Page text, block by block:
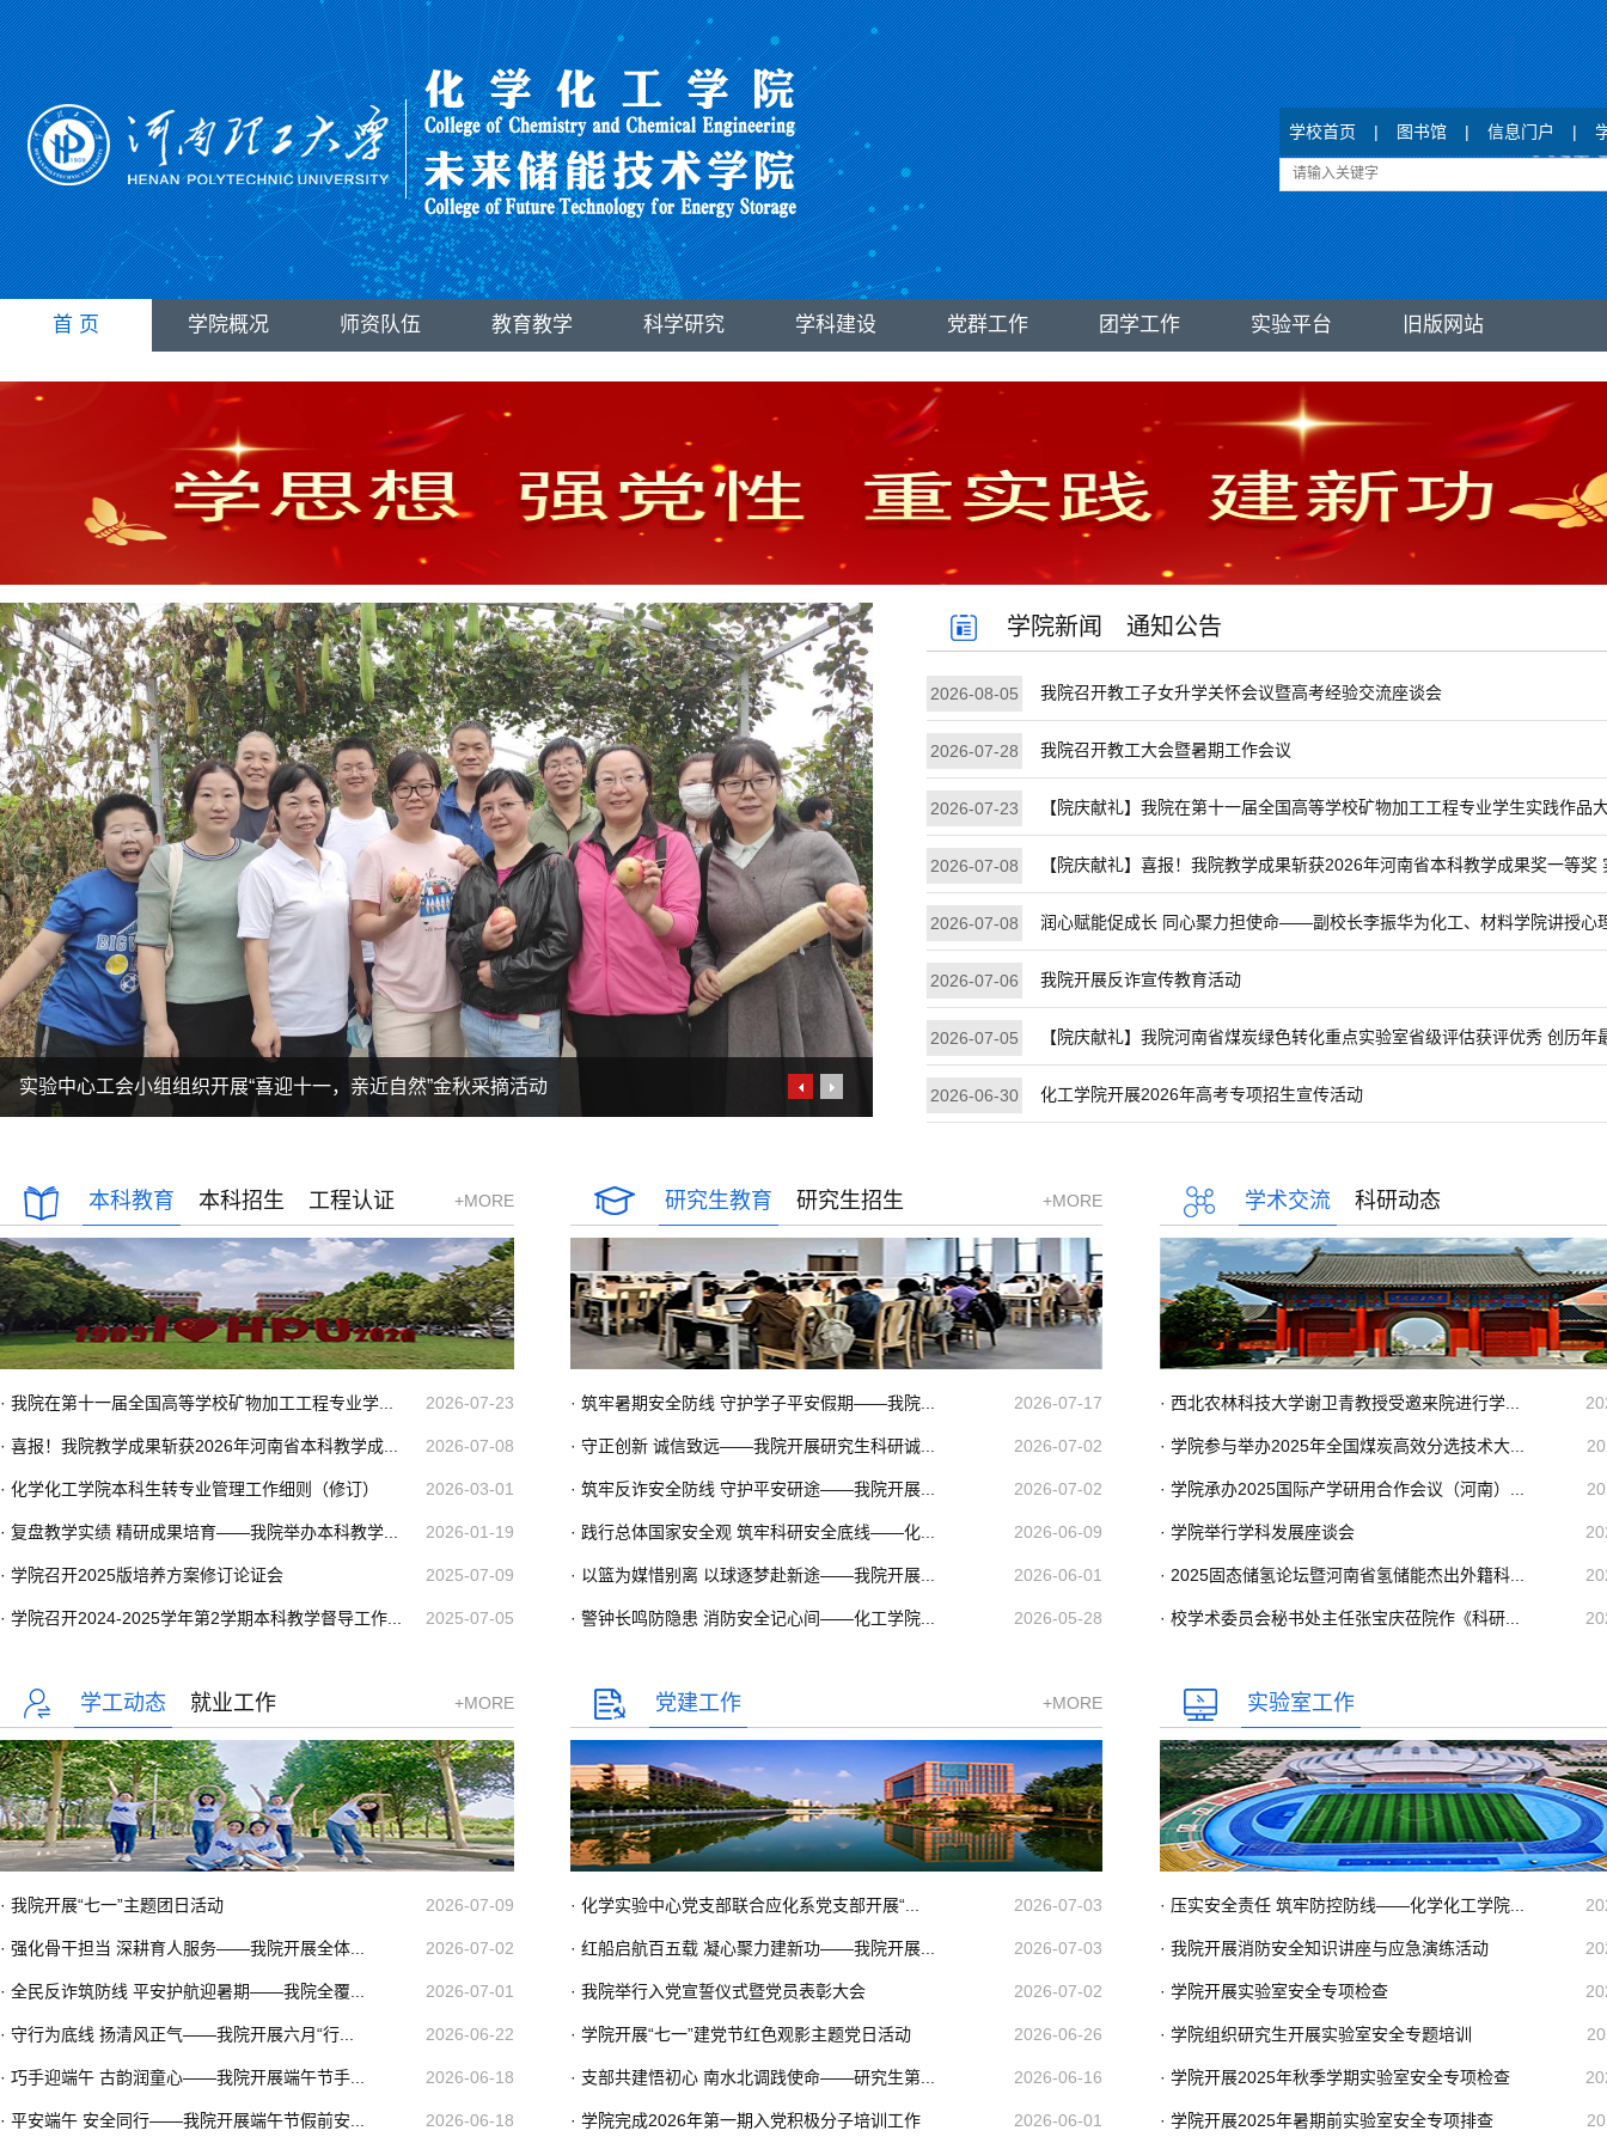
学校首页 | 图书馆 | 信息门户 |
首 页 学院概况 师资队伍 教育教学 科学研究 学科建设 党群工作 团学工作 实验平台 旧版网站
实验中心工会小组组织开展“喜迎十一，亲近自然”金秋采摘活动
学院新闻 通知公告
2026-08-05 我院召开教工子女升学关怀会议暨高考经验交流座谈会
2026-07-28 我院召开教工大会暨暑期工作会议
2026-07-23 【院庆献礼】我院在第十一届全国高等学校矿物加工工程专业学生实践作品
2026-07-08 【院庆献礼】喜报！我院教学成果斩获2026年河南省本科教学成果奖一等奖
2026-07-08 润心赋能促成长 同心聚力担使命——副校长李振华为化工、材料学院讲授心
2026-07-06 我院开展反诈宣传教育活动
2026-07-05 【院庆献礼】我院河南省煤炭绿色转化重点实验室省级评估获评优秀 创历年
2026-06-30 化工学院开展2026年高考专项招生宣传活动
本科教育 本科招生 工程认证 +MORE
2026-07-23
· 我院在第十一届全国高等学校矿物加工工程专业学...
2026-07-08
· 喜报！我院教学成果斩获2026年河南省本科教学成...
2026-03-01
· 化学化工学院本科生转专业管理工作细则（修订）
2026-01-19
· 复盘教学实绩 精研成果培育——我院举办本科教学...
2025-07-09
· 学院召开2025版培养方案修订论证会
2025-07-05
· 学院召开2024-2025学年第2学期本科教学督导工作...
研究生教育 研究生招生 +MORE
2026-07-17
· 筑牢暑期安全防线 守护学子平安假期——我院...
2026-07-02
· 守正创新 诚信致远——我院开展研究生科研诚...
2026-07-02
· 筑牢反诈安全防线 守护平安研途——我院开展...
2026-06-09
· 践行总体国家安全观 筑牢科研安全底线——化...
2026-06-01
· 以篮为媒惜别离 以球逐梦赴新途——我院开展...
2026-05-28
· 警钟长鸣防隐患 消防安全记心间——化工学院...
学术交流 科研动态
· 西北农林科技大学谢卫青教授受邀来院进行学...
· 学院参与举办2025年全国煤炭高效分选技术大...
· 学院承办2025国际产学研用合作会议（河南）...
· 学院举行学科发展座谈会
· 2025固态储氢论坛暨河南省氢储能杰出外籍科...
· 校学术委员会秘书处主任张宝庆莅院作《科研...
学工动态 就业工作 +MORE
2026-07-09
· 我院开展“七一”主题团日活动
2026-07-02
· 强化骨干担当 深耕育人服务——我院开展全体...
2026-07-01
· 全民反诈筑防线 平安护航迎暑期——我院全覆...
2026-06-22
· 守行为底线 扬清风正气——我院开展六月“行...
2026-06-18
· 巧手迎端午 古韵润童心——我院开展端午节手...
2026-06-18
· 平安端午 安全同行——我院开展端午节假前安...
党建工作 +MORE
2026-07-03
· 化学实验中心党支部联合应化系党支部开展“...
2026-07-03
· 红船启航百五载 凝心聚力建新功——我院开展...
2026-07-02
· 我院举行入党宣誓仪式暨党员表彰大会
2026-06-26
· 学院开展“七一”建党节红色观影主题党日活动
2026-06-16
· 支部共建悟初心 南水北调践使命——研究生第...
2026-06-01
· 学院完成2026年第一期入党积极分子培训工作
实验室工作
· 压实安全责任 筑牢防控防线——化学化工学院...
· 我院开展消防安全知识讲座与应急演练活动
· 学院开展实验室安全专项检查
· 学院组织研究生开展实验室安全专题培训
· 学院开展2025年秋季学期实验室安全专项检查
· 学院开展2025年暑期前实验室安全专项排查